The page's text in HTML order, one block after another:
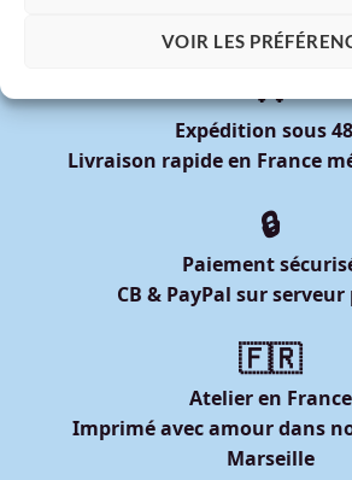
VOIR LES
🚚
Expédition sous
Livraison rapide en France
🔒
Paiement
CB & PayPal sur
🇫🇷
Atelier en France
Imprimé avec amour dans
Marseille